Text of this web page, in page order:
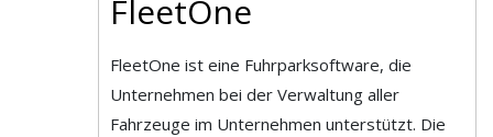
FleetOne
FleetOne ist eine Fuhrparksoftware, die
Unternehmen bei der Verwaltung aller
Fahrzeuge im Unternehmen unterstützt. Die